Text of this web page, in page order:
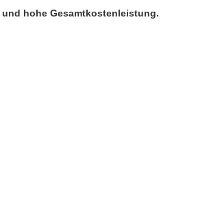
hohe Gesamtkostenleistung.